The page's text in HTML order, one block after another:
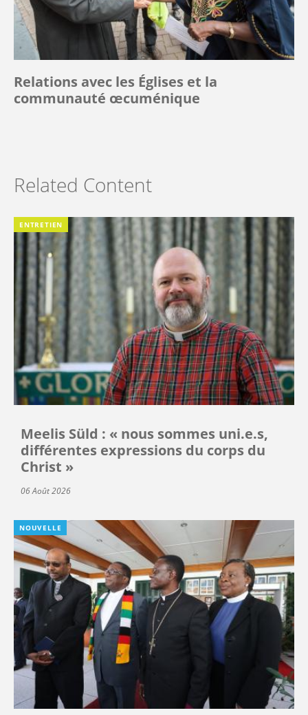
Relations avec les Églises et la
communauté œcuménique
Related Content
ENTRETIEN
Meelis Süld : « nous sommes uni.e.s,
différentes expressions du corps du
Christ »
06 Août 2026
NOUVELLE